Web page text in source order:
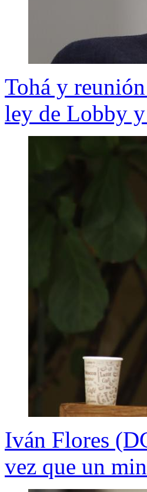
Tohá y
ley de Lobby
Iván Flores
vez que un